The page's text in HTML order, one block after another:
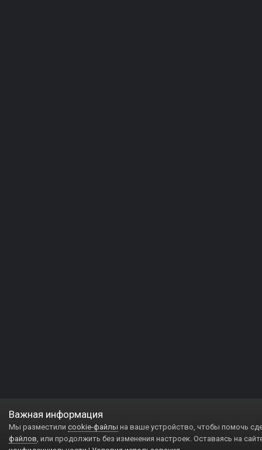
Важная информация
Мы разместили cookie-файлы на ваше устройство, чтобы помочь
файлов, или продолжить без изменения настроек. Оставаясь на